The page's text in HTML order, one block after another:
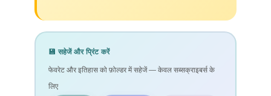
💾 सहेजें और प्रिंट करें
फेवरेट और इतिहास को फ़ोल्डर में सहेजें — केवल सब्सक्राइबर्स के
लिए